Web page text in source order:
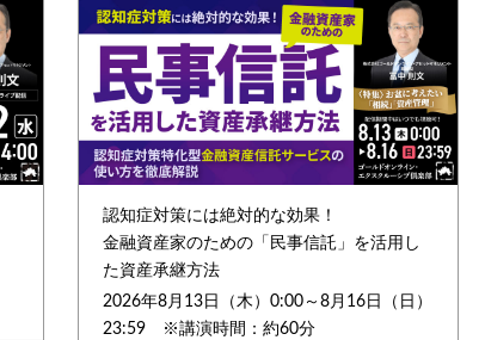
認知症対策には絶対的な効果！
金融資産家のための「民事信託」を活用し
た資産承継方法
2026年8月13日（木）0:00～8月16日（日）
23:59 ※講演時間：約60分